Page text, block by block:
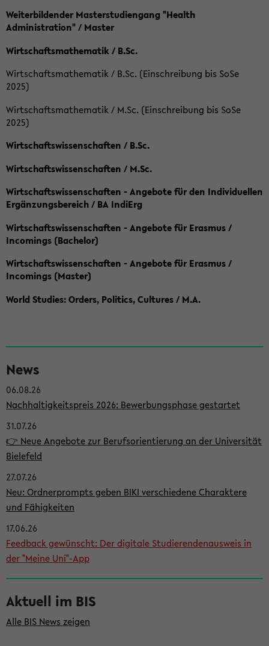
Weiterbildender Masterstudiengang "Health
Administration" / Master
Wirtschaftsmathematik / B.Sc.
Wirtschaftsmathematik / B.Sc. (Einschreibung bis SoSe
2025)
Wirtschaftsmathematik / M.Sc. (Einschreibung bis SoSe
2025)
Wirtschaftswissenschaften / B.Sc.
Wirtschaftswissenschaften / M.Sc.
Wirtschaftswissenschaften - Angebote für den Individuellen
Ergänzungsbereich / BA IndiErg
Wirtschaftswissenschaften - Angebote für Erasmus /
Incomings (Bachelor)
Wirtschaftswissenschaften - Angebote für Erasmus /
Incomings (Master)
World Studies: Orders, Politics, Cultures / M.A.
e
i
t
e
n
l
e
i
s
t
e
News
06.08.26
Nachhaltigkeitspreis 2026: Bewerbungsphase gestartet
31.07.26
👉 Neue Angebote zur Berufsorientierung an der Universität
Bielefeld
27.07.26
Neu: Ordnerprompts geben BIKI verschiedene Charaktere
und Fähigkeiten
17.06.26
Feedback gewünscht: Der digitale Studierendenausweis in
der "Meine Uni"-App
Aktuell im BIS
Alle BIS News zeigen